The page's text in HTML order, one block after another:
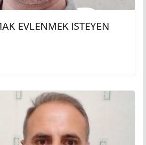
EVLENMEK ISTEYEN